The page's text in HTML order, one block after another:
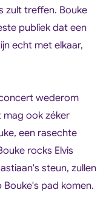
zult treffen. Bouke
publiek dat een
echt met elkaar,
wederom
mag ook zéker
een rasechte
rocks Elvis
steun, zullen
pad komen.